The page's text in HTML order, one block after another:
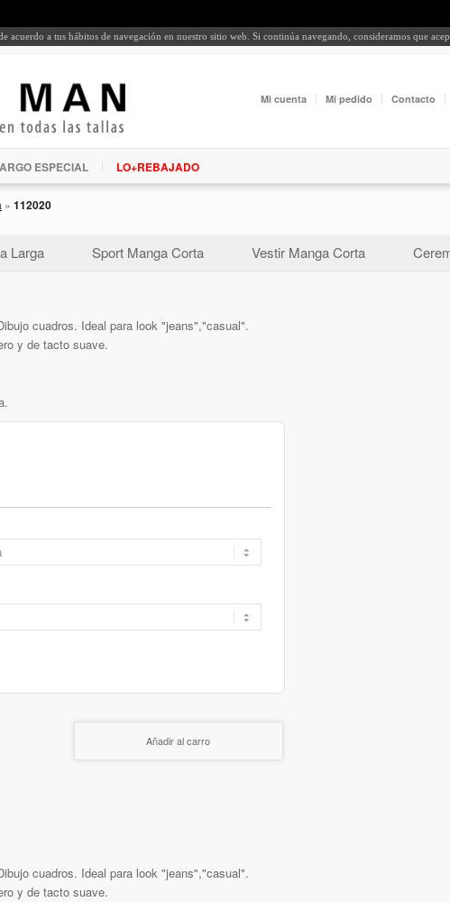
a tus hábitos de navegación en nuestro sitio web. Si continúa navegando, consideramos que
Mi cuenta Mi pedido Contacto
ESPECIAL LO+REBAJADO
» 112020
Larga Sport Manga Corta Vestir Manga Corta
cuadros. Ideal para look "jeans","casual".
y de tacto suave.
Añadir al carro
cuadros. Ideal para look "jeans","casual".
y de tacto suave.